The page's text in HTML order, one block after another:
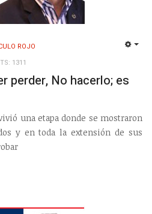
ROJO
1311
perder, No hacerlo; es
una etapa donde se mostraron
y en toda la extensión de sus